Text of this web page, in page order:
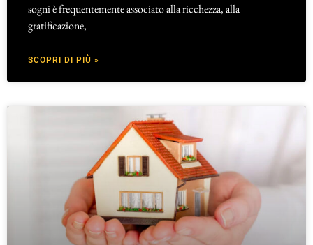
sogni è frequentemente associato alla ricchezza, alla
gratificazione,
SCOPRI DI PIÙ »